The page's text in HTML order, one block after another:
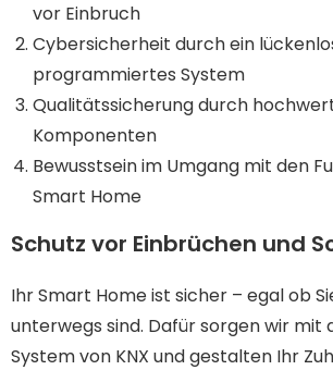
vor Einbruch
Cybersicherheit durch ein
programmiertes System
Qualitätssicherung durch
Komponenten
Bewusstsein im Umgang mit den
Smart Home
Schutz vor Einbrüchen und
Ihr Smart Home ist sicher – egal ob
unterwegs sind. Dafür sorgen wir mit
System von KNX und gestalten Ihr